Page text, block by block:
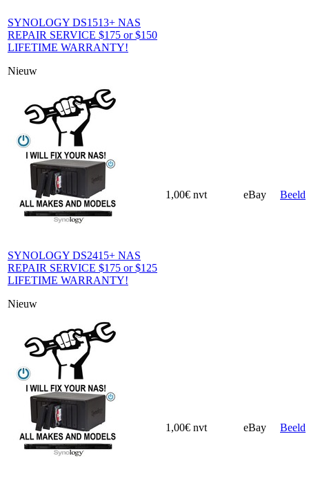
SYNOLOGY DS1513+ NAS
REPAIR SERVICE $175 or $150
LIFETIME WARRANTY!
Nieuw
SYNOLOGY DS2415+ NAS
REPAIR SERVICE $175 or $125
LIFETIME WARRANTY!
Nieuw
1,00€ nvt eBay Beeld
1,00€ nvt eBay Beeld